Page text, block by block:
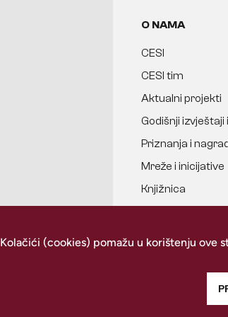
O NAMA
CESI
CESI tim
Aktualni projekti
Godišnji izvještaji
Priznanja i
Mreže i inicijative
Knjižnica
Kolačići (cookies) pomažu u korištenju ove